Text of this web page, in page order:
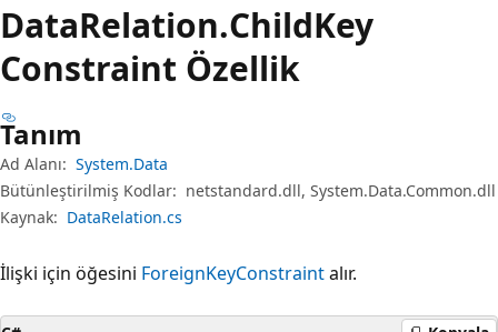
DataRelation.ChildKey
Constraint Özellik
Tanım
Ad Alanı: System.Data
Bütünleştirilmiş Kodlar: netstandard.dll, System.Data.Common.dll
Kaynak: DataRelation.cs
İlişki için öğesini ForeignKeyConstraintalır.